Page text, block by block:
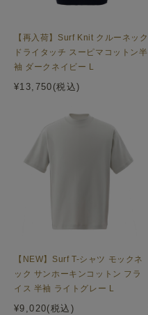
【再入荷】Surf Knit クルーネック
ドライタッチ スーピマコットン半
袖 ダークネイビー L
¥13,750(税込)
【NEW】Surf T-シャツ モックネ
ック サンホーキンコットン フラ
イス 半袖 ライトグレー L
¥9,020(税込)